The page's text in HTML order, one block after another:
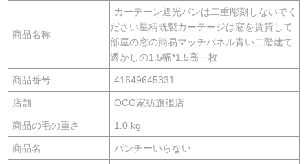
商品名称
カーテーン遮光パンは二重彫刻しないでく
ださい星柄既製カーテージは窓を賃貸して
部屋の窓の簡易マッチパネル青い二階建て-
透かしの1.5幅*1.5高一枚
商品番号 41649645331
店舗 OCG家紡旗艦店
商品の毛の重さ 1.0 kg
商品名 パンチーいらない